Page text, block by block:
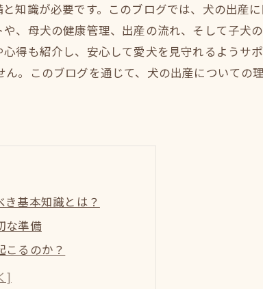
知識が必要です。このブログでは、犬の出産
、母犬の健康管理、出産の流れ、そして子犬
得も紹介し、安心して愛犬を見守れるようサ
。このブログを通じて、犬の出産についての
基本知識とは？
な準備
るのか？
族の誕生